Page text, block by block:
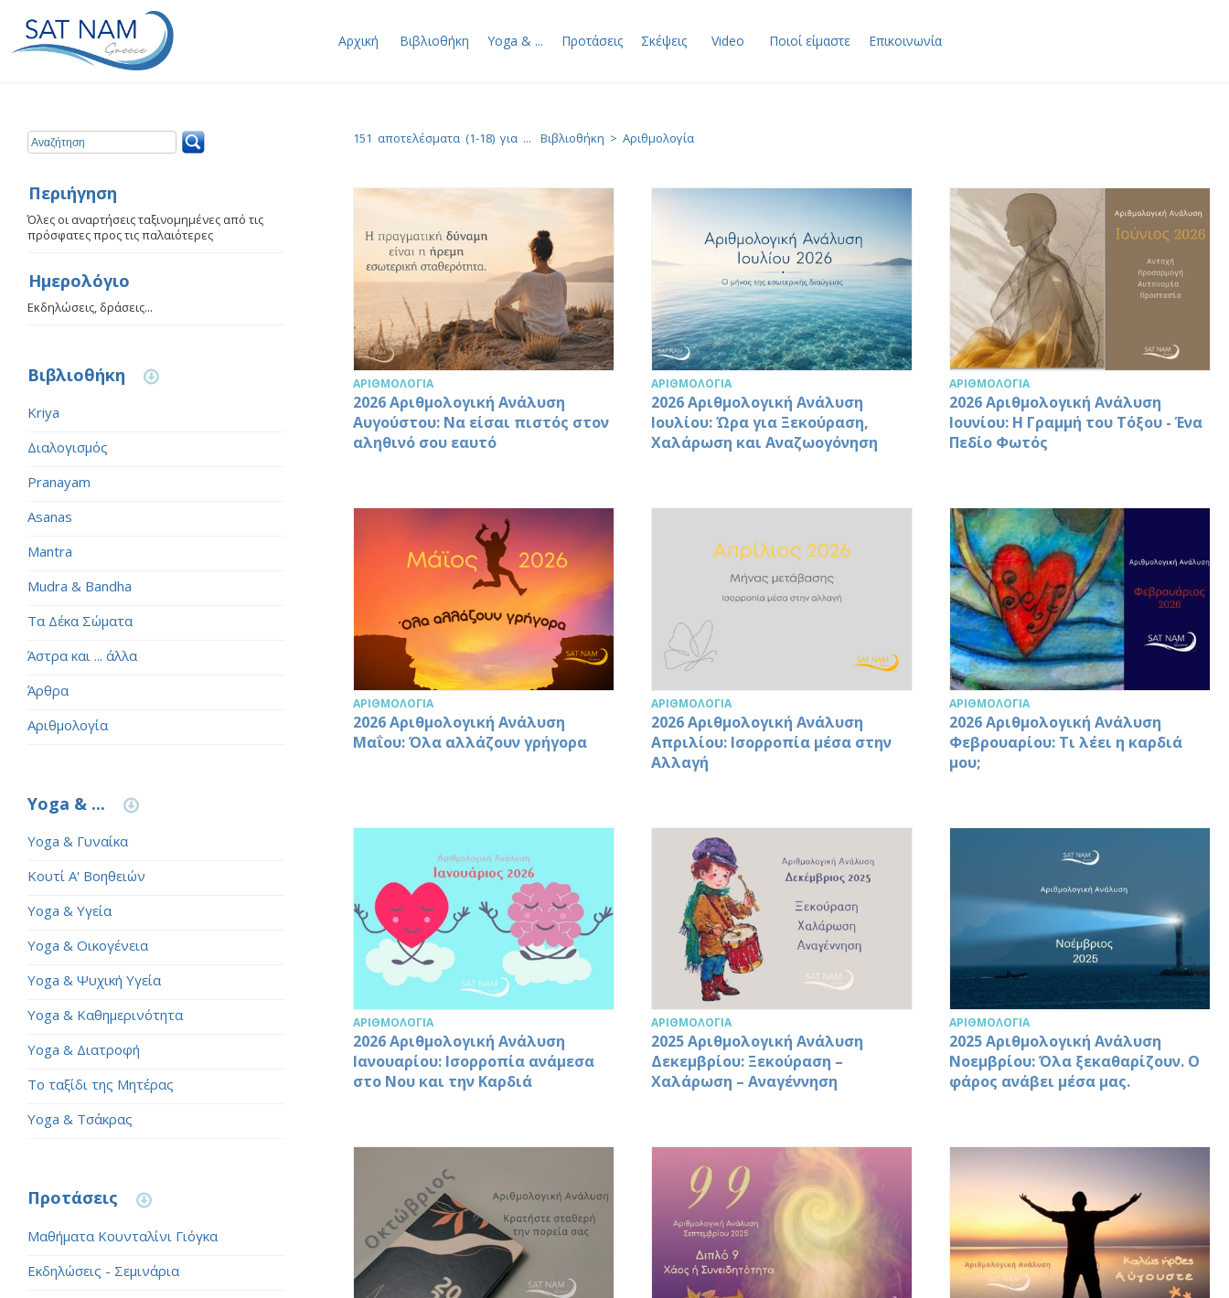
Αρχική Βιβλιοθήκη Yoga & ... Προτάσεις Σκέψεις Video Ποιοί είμαστε Επικοινωνία
Περιήγηση
Όλες οι αναρτήσεις ταξινομημένες από τις
πρόσφατες προς τις παλαιότερες
Ημερολόγιο
Εκδηλώσεις, δράσεις...
Βιβλιοθήκη
Kriya
Διαλογισμός
Pranayam
Asanas
Mantra
Mudra & Bandha
Τα Δέκα Σώματα
Άστρα και ... άλλα
Άρθρα
Αριθμολογία
Yoga & ...
Yoga & Γυναίκα
Κουτί Α' Βοηθειών
Yoga & Υγεία
Yoga & Οικογένεια
Yoga & Ψυχική Υγεία
Yoga & Καθημερινότητα
Yoga & Διατροφή
Το ταξίδι της Μητέρας
Yoga & Τσάκρας
Προτάσεις
Μαθήματα Κουνταλίνι Γιόγκα
Εκδηλώσεις - Σεμινάρια
151 αποτελέσματα (1-18) για ... Βιβλιοθήκη > Αριθμολογία
ΑΡΙΘΜΟΛΟΓΊΑ
2026 Αριθμολογική Ανάλυση
Αυγούστου: Να είσαι πιστός στον
αληθινό σου εαυτό
ΑΡΙΘΜΟΛΟΓΊΑ
2026 Αριθμολογική Ανάλυση
Ιουλίου: Ώρα για Ξεκούραση,
Χαλάρωση και Αναζωογόνηση
ΑΡΙΘΜΟΛΟΓΊΑ
2026 Αριθμολογική Ανάλυση
Ιουνίου: Η Γραμμή του Τόξου - Ένα
Πεδίο Φωτός
ΑΡΙΘΜΟΛΟΓΊΑ
2026 Αριθμολογική Ανάλυση
Μαΐου: Όλα αλλάζουν γρήγορα
ΑΡΙΘΜΟΛΟΓΊΑ
2026 Αριθμολογική Ανάλυση
Απριλίου: Ισορροπία μέσα στην
Αλλαγή
ΑΡΙΘΜΟΛΟΓΊΑ
2026 Αριθμολογική Ανάλυση
Φεβρουαρίου: Τι λέει η καρδιά
μου;
ΑΡΙΘΜΟΛΟΓΊΑ
2026 Αριθμολογική Ανάλυση
Ιανουαρίου: Ισορροπία ανάμεσα
στο Νου και την Καρδιά
ΑΡΙΘΜΟΛΟΓΊΑ
2025 Αριθμολογική Ανάλυση
Δεκεμβρίου: Ξεκούραση –
Χαλάρωση – Αναγέννηση
ΑΡΙΘΜΟΛΟΓΊΑ
2025 Αριθμολογική Ανάλυση
Νοεμβρίου: Όλα ξεκαθαρίζουν. Ο
φάρος ανάβει μέσα μας.